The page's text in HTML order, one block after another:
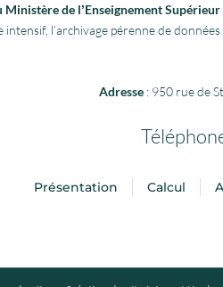
de lʼEnseignement Supérieur
intensif, l’archivage pérenne de
Adresse : 950 rue de
Présentation Calcul